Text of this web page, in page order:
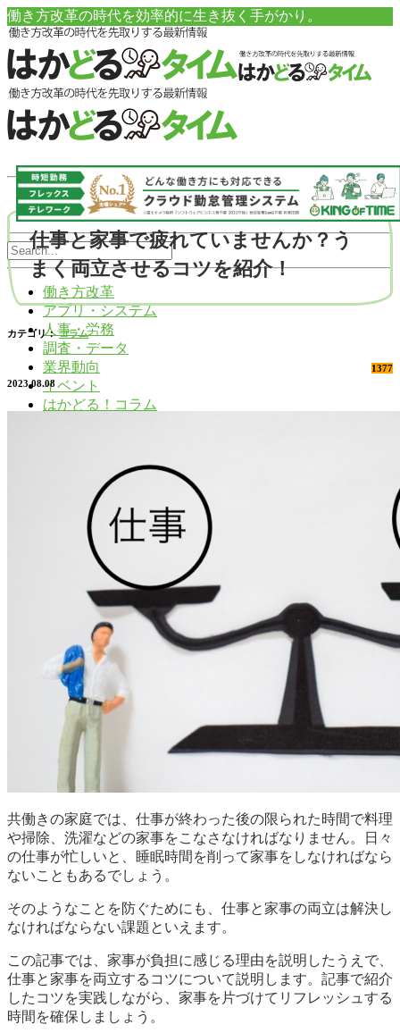
働き方改革の時代を効率的に生き抜く手がかり。
働き方改革
アプリ・システム
人事・労務
調査・データ
業界動向
イベント
はかどる！コラム
仕事と家事で疲れていませんか？う
まく両立させるコツを紹介！
カテゴリ： コラム
1377
2023.08.08
共働きの家庭では、仕事が終わった後の限られた時間で料理
や掃除、洗濯などの家事をこなさなければなりません。日々
の仕事が忙しいと、睡眠時間を削って家事をしなければなら
ないこともあるでしょう。
そのようなことを防ぐためにも、仕事と家事の両立は解決し
なければならない課題といえます。
この記事では、家事が負担に感じる理由を説明したうえで、
仕事と家事を両立するコツについて説明します。記事で紹介
したコツを実践しながら、家事を片づけてリフレッシュする
時間を確保しましょう。